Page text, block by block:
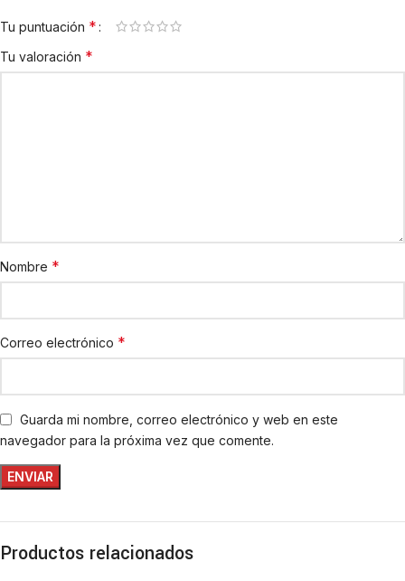
Tu puntuación *
Tu valoración *
Nombre *
Correo electrónico *
Guarda mi nombre, correo electrónico y web en este
navegador para la próxima vez que comente.
Productos relacionados